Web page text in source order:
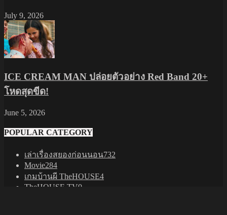
July 9, 2026
ICE CREAM MAN ปล่อยตัวอย่าง Red Band 20+
โหดสุดขีด!
June 5, 2026
POPULAR CATEGORY
เล่าเรื่องสยองก่อนนอน732
Movie284
เกมบ้านผี TheHOUSE4
TheHOUSE TV0